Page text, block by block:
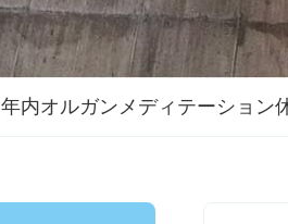
年内オルガンメディテーション